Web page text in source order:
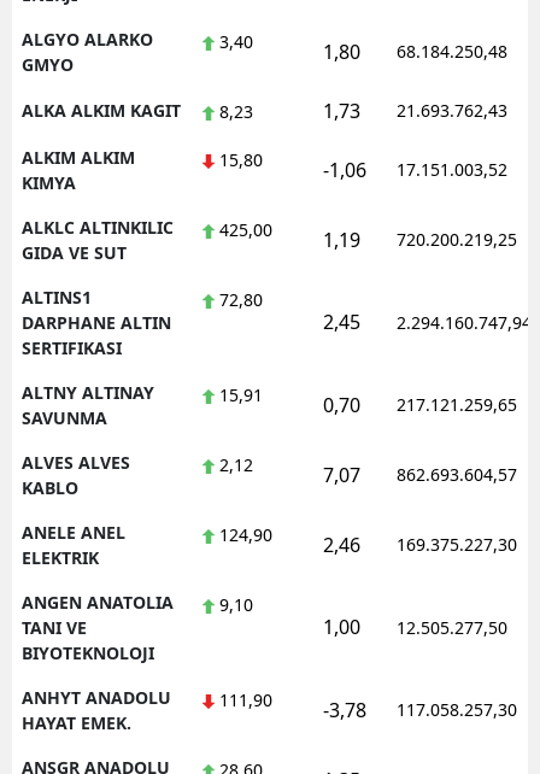
Ardahan
Iğdır
Karabük
Düzce
ALGYO ALARKO
GMYO
3,40 1,80 68.184.250,48
ALKA ALKIM KAGIT 8,23 1,73 21.693.762,43
ALKIM ALKIM
KIMYA
15,80 -1,06 17.151.003,52
ALKLC ALTINKILIC
GIDA VE SUT
425,00 1,19 720.200.219,25
ALTINS1
DARPHANE ALTIN
SERTIFIKASI
72,80
2,45 2.294.160.747,94
ALTNY ALTINAY
SAVUNMA
15,91 0,70 217.121.259,65
ALVES ALVES
KABLO
2,12 7,07 862.693.604,57
ANELE ANEL
ELEKTRIK
124,90 2,46 169.375.227,30
ANGEN ANATOLIA
TANI VE
BIYOTEKNOLOJI
9,10
1,00 12.505.277,50
ANHYT ANADOLU
HAYAT EMEK.
111,90 -3,78 117.058.257,30
ANSGR ANADOLU